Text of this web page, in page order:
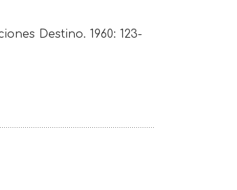
Destino. 1960: 123-